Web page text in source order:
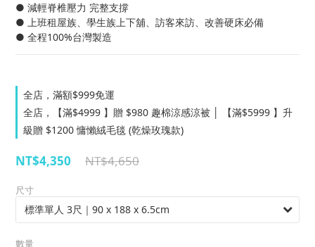
● 減輕脊椎壓力 完整支撐
● 上班租屋族、學生族上下舖、訪客來訪、改善硬床必備
● 全程100%台灣製造
全店，滿額$999免運
全店，【滿$4999 】贈 $980 趣棉涼感涼被 │ 【滿$5999 】升
級贈 $1200 慵懶絨毛毯 (乾燥玫瑰款)
NT$4,650
NT$4,350
尺寸
數量